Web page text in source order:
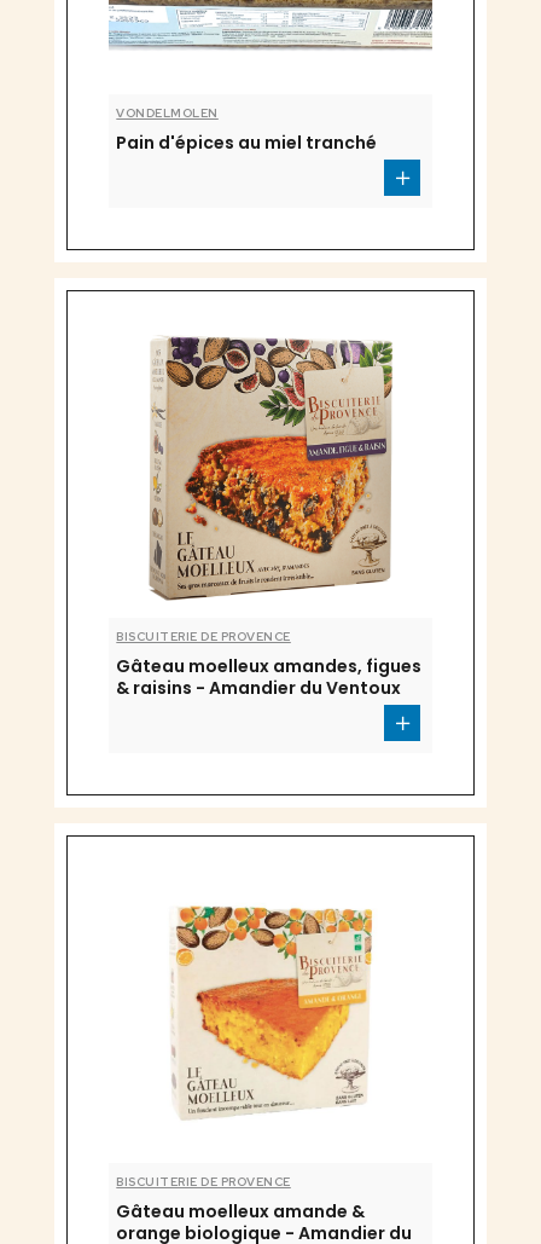
VONDELMOLEN
Pain d'épices au miel tranché
BISCUITERIE DE PROVENCE
Gâteau moelleux amandes, figues
& raisins - Amandier du Ventoux
BISCUITERIE DE PROVENCE
Gâteau moelleux amande &
orange biologique - Amandier du